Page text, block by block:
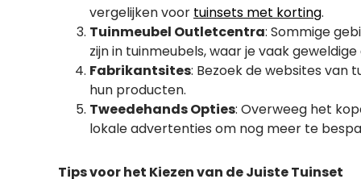
vergelijken voor tuinsets met korting.
Tuinmeubel Outletcentra: Sommige
zijn in tuinmeubels, waar je vaak
Fabrikantsites: Bezoek de websites van
hun producten.
Tweedehands Opties: Overweeg het
lokale advertenties om nog meer te
Tips voor het Kiezen van de Juiste Tuinset